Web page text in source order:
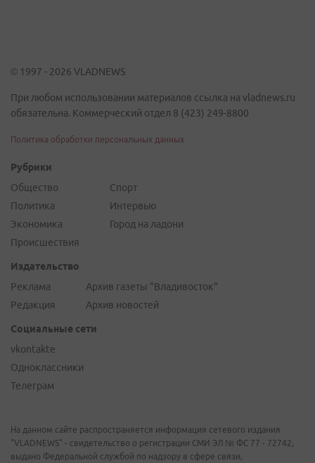
© 1997 - 2026 VLADNEWS
При любом использовании материалов ссылка на vladnews.ru
обязательна. Коммерческий отдел 8 (423) 249-8800
Политика обработки персональных данных
Рубрики
Общество
Политика
Экономика
Происшествия
Спорт
Интервью
Город на ладони
Издательство
Реклама
Редакция
Архив газеты "Владивосток"
Архив новостей
Социальные сети
vkontakte
Одноклассники
Телеграм
На данном сайте распространяется информация сетевого издания
"VLADNEWS" - свидетельство о регистрации СМИ ЭЛ № ФС 77 - 72742,
выдано Федеральной службой по надзору в сфере связи,